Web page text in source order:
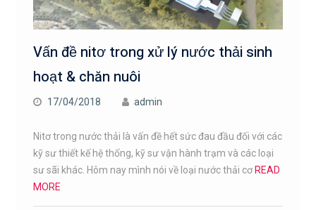
Vấn đề nitơ trong xử lý nước thải sinh
hoạt & chăn nuôi
17/04/2018 admin
Nitơ trong nước thải là vấn đề hết sức đau đầu đối với các
kỹ sư thiết kế hệ thống, kỹ sư vận hành trạm và các loại
sư sãi khác. Hôm nay mình nói về loại nước thải cơ READ
MORE